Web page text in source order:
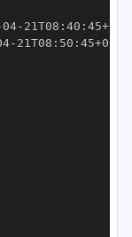
04- 21T08 : 40 : 45+00
- 21T08 : 50 : 45+00